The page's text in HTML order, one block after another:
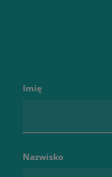
Imię
Nazwisko